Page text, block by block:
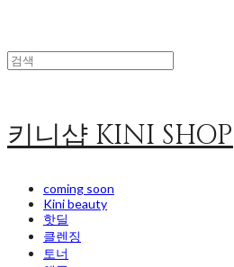
키니샵 KINI SHOP
coming soon
Kini beauty
핫딜
클렌징
토너